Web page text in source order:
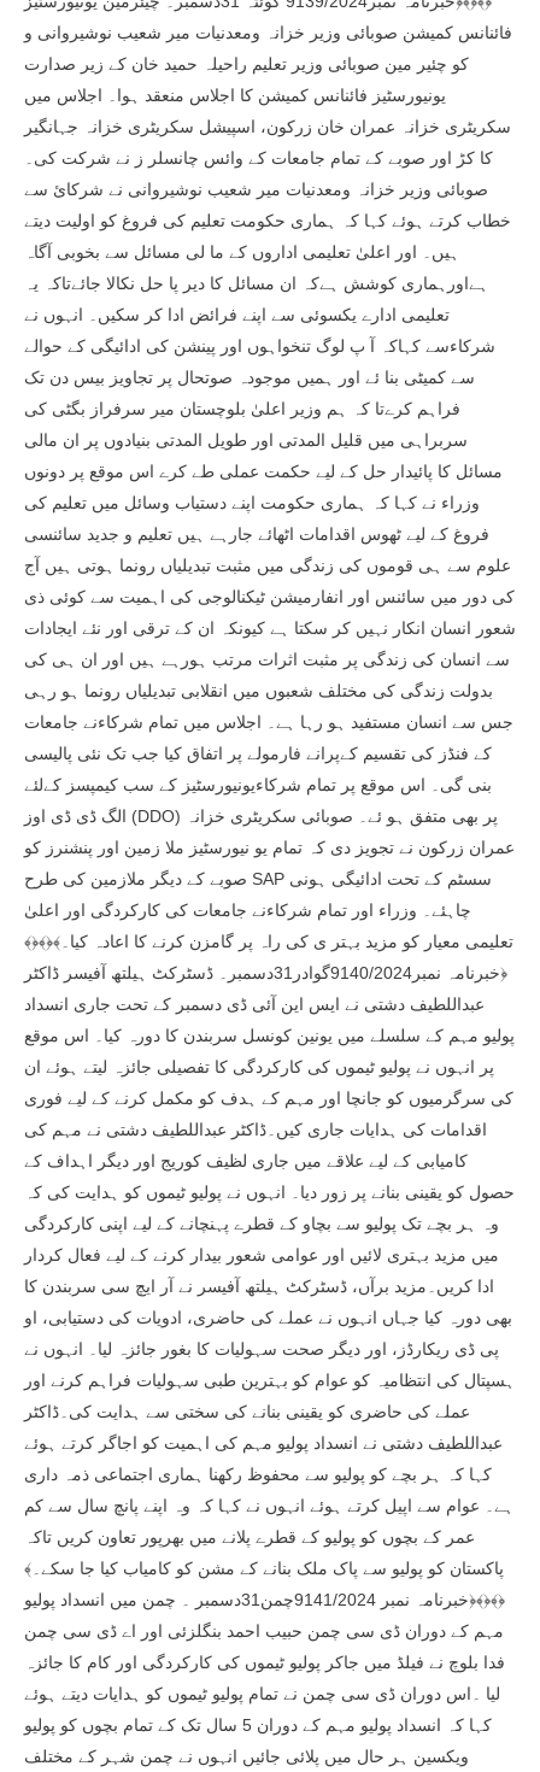
فائنانس کمیشن صوبائی وزیر خزانہ ومعدنیات میر شعیب نوشیروانی و
کو چئیر مین صوبائی وزیر تعلیم راحیلہ حمید خان کے زیر صدارت
یونیورسٹیز فائنانس کمیشن کا اجلاس منعقد ہوا۔ اجلاس میں
سکریٹری خزانہ عمران خان زرکون، اسپیشل سکریٹری خزانہ جہانگیر
کا کڑ اور صوبے کے تمام جامعات کے وائس چانسلر ز نے شرکت کی۔
صوبائی وزیر خزانہ ومعدنیات میر شعیب نوشیروانی نے شرکائ سے
خطاب کرتے ہوئے کہا کہ ہماری حکومت تعلیم کی فروغ کو اولیت دیتے
ہیں۔ اور اعلیٰ تعلیمی اداروں کے ما لی مسائل سے بخوبی آگاہ
ہےاورہماری کوشش ہےکہ ان مسائل کا دیر پا حل نکالا جائےتاکہ یہ
تعلیمی ادارے یکسوئی سے اپنے فرائض ادا کر سکیں۔ انہوں نے
شرکاءسے کہاکہ آ پ لوگ تنخواہوں اور پینشن کی ادائیگی کے حوالے
سے کمیٹی بنا ئے اور ہمیں موجودہ صوتحال پر تجاویز بیس دن تک
فراہم کرےتا کہ ہم وزیر اعلیٰ بلوچستان میر سرفراز بگٹی کی
سربراہی میں قلیل المدتی اور طویل المدتی بنیادوں پر ان مالی
مسائل کا پائیدار حل کے لیے حکمت عملی طے کرے اس موقع پر دونوں
وزراء نے کہا کہ ہماری حکومت اپنے دستیاب وسائل میں تعلیم کی
فروغ کے لیے ٹھوس اقدامات اٹھائے جارہے ہیں تعلیم و جدید سائنسی
علوم سے ہی قوموں کی زندگی میں مثبت تبدیلیاں رونما ہوتی ہیں آج
کی دور میں سائنس اور انفارمیشن ٹیکنالوجی کی اہمیت سے کوئی ذی
شعور انسان انکار نہیں کر سکتا ہے کیونکہ ان کے ترقی اور نئے ایجادات
سے انسان کی زندگی پر مثبت اثرات مرتب ہورہے ہیں اور ان ہی کی
بدولت زندگی کی مختلف شعبوں میں انقلابی تبدیلیاں رونما ہو رہی
جس سے انسان مستفید ہو رہا ہے۔ اجلاس میں تمام شرکاءنے جامعات
کے فنڈز کی تقسیم کےپرانے فارمولے پر اتفاق کیا جب تک نئی پالیسی
بنی گی۔ اس موقع پر تمام شرکاءیونیورسٹیز کے سب کیمپسز کےلئے
الگ ڈی ڈی اوز (DDO) پر بھی متفق ہو ئے۔ صوبائی سکریٹری خزانہ
عمران زرکون نے تجویز دی کہ تمام یو نیورسٹیز ملا زمین اور پنشنرز کو
صوبے کے دیگر ملازمین کی طرح SAP سسٹم کے تحت ادائیگی ہونی
چاہئے۔ وزراء اور تمام شرکاءنے جامعات کی کارکردگی اور اعلیٰ
تعلیمی معیار کو مزید بہتر ی کی راہ پر گامزن کرنے کا اعادہ کیا۔﴾﴿﴾﴿﴾
﴿خبرنامہ نمبر9140/2024گوادر31دسمبر۔ ڈسٹرکٹ ہیلتھ آفیسر ڈاکٹر
عبداللطیف دشتی نے ایس این آئی ڈی دسمبر کے تحت جاری انسداد
پولیو مہم کے سلسلے میں یونین کونسل سربندن کا دورہ کیا۔ اس موقع
پر انہوں نے پولیو ٹیموں کی کارکردگی کا تفصیلی جائزہ لیتے ہوئے ان
کی سرگرمیوں کو جانچا اور مہم کے ہدف کو مکمل کرنے کے لیے فوری
اقدامات کی ہدایات جاری کیں۔ڈاکٹر عبداللطیف دشتی نے مہم کی
کامیابی کے لیے علاقے میں جاری لظیف کوریج اور دیگر اہداف کے
حصول کو یقینی بنانے پر زور دیا۔ انہوں نے پولیو ٹیموں کو ہدایت کی کہ
وہ ہر بچے تک پولیو سے بچاو کے قطرے پہنچانے کے لیے اپنی کارکردگی
میں مزید بہتری لائیں اور عوامی شعور بیدار کرنے کے لیے فعال کردار
ادا کریں۔مزید برآں، ڈسٹرکٹ ہیلتھ آفیسر نے آر ایچ سی سربندن کا
بھی دورہ کیا جہاں انہوں نے عملے کی حاضری، ادویات کی دستیابی، او
پی ڈی ریکارڈز، اور دیگر صحت سہولیات کا بغور جائزہ لیا۔ انہوں نے
ہسپتال کی انتظامیہ کو عوام کو بہترین طبی سہولیات فراہم کرنے اور
عملے کی حاضری کو یقینی بنانے کی سختی سے ہدایت کی۔ڈاکٹر
عبداللطیف دشتی نے انسداد پولیو مہم کی اہمیت کو اجاگر کرتے ہوئے
کہا کہ ہر بچے کو پولیو سے محفوظ رکھنا ہماری اجتماعی ذمہ داری
ہے۔ عوام سے اپیل کرتے ہوئے انہوں نے کہا کہ وہ اپنے پانچ سال سے کم
عمر کے بچوں کو پولیو کے قطرے پلانے میں بھرپور تعاون کریں تاکہ
پاکستان کو پولیو سے پاک ملک بنانے کے مشن کو کامیاب کیا جا سکے۔﴾
﴿﴾﴿﴾﴿خبرنامہ نمبر 9141/2024چمن31دسمبر ۔ چمن میں انسداد پولیو
مہم کے دوران ڈی سی چمن حبیب احمد بنگلزئی اور اے ڈی سی چمن
فدا بلوچ نے فیلڈ میں جاکر پولیو ٹیموں کی کارکردگی اور کام کا جائزہ
لیا ۔اس دوران ڈی سی چمن نے تمام پولیو ٹیموں کو ہدایات دیتے ہوئے
کہا کہ انسداد پولیو مہم کے دوران 5 سال تک کے تمام بچوں کو پولیو
ویکسین ہر حال میں پلائی جائیں انہوں نے چمن شہر کے مختلف